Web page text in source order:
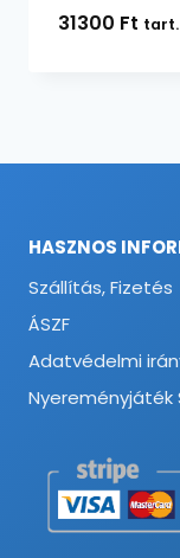
31300 Ft tart.
HASZNOS
Szállítás, Fizetés
ÁSZF
Adatvédelmi
Nyereményjáték